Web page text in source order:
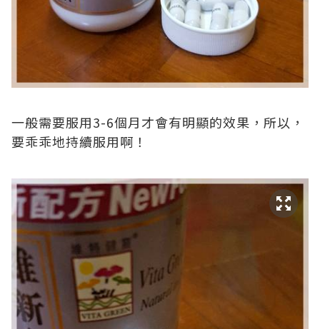
一般需要服用3-6個月才會有明顯的效果，所以，
要乖乖地持續服用啊！